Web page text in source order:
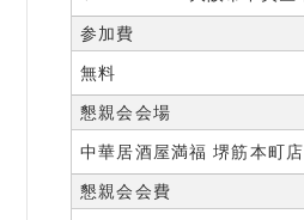
参加費
無料
懇親会会場
中華居酒屋満福 堺筋本町店
懇親会会費